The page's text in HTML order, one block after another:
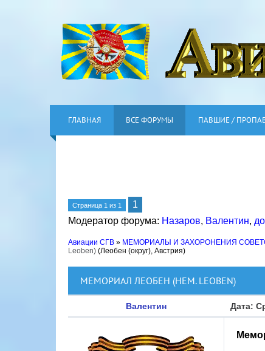
ГЛАВНАЯ ВСЕ ФОРУМЫ ПАВШИЕ /
Страница 1 из 1
1
Модератор форума: Назаров, Валентин,
Авиации СГВ » МЕМОРИАЛЫ И ЗАХОРОНЕНИЯ
Leoben) (Леобен (округ), Австрия)
МЕМОРИАЛ ЛЕОБЕН (НЕМ. LEOBEN)
Валентин Дата: